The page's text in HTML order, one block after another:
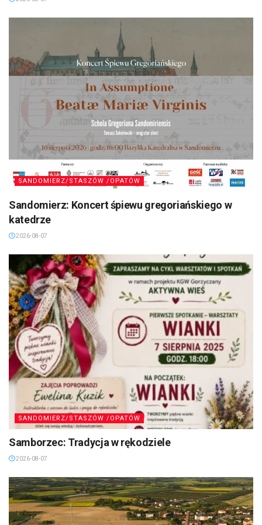
SANDOMIERZ/STASZÓW /OPATÓW
Sandomierz: Koncert śpiewu gregoriańskiego w
katedrze
2026-08-07
SANDOMIERZ/STASZÓW /OPATÓW
Samborzec: Tradycja w rękodziele
2026-08-07